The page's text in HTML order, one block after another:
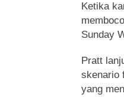
Ketika
Sunday
Pratt
skenario
yang